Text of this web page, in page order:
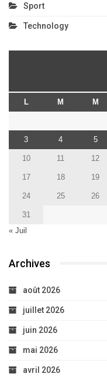
Sport
Technology
L M M
3 4 5
10 11 12
17 18 19
24 25 26
31
« Juil
Archives
août 2026
juillet 2026
juin 2026
mai 2026
avril 2026